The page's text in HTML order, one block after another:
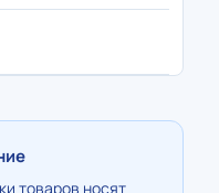
товаров носят